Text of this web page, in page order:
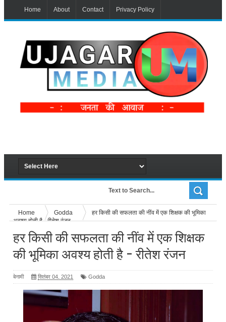
Home About Contact Privacy Policy
Home Godda
हर किसी की सफलता की नींव में एक शिक्षक की भूमिका
अवश्य होती है - रीतेश रंजन
हर किसी की सफलता की नींव में एक शिक्षक
की भूमिका अवश्य होती है - रीतेश रंजन
बेनामी सितंबर 04, 2021 Godda